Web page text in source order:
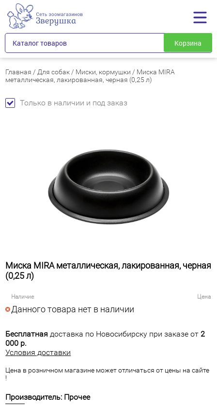
Каталог товаров Корзина
Главная / Для собак / Миски, кормушки / Миска MIRA
металлическая, лакированная, черная (0,25 л)
Только в наличии и под заказ
Миска MIRA металлическая, лакированная, черная
(0,25 л)
Наличие Цена
Данного товара нет в наличии
Бесплатная доставка по Новосибирску при заказе от 2
000 р.
Условия доставки
Цена в розничном магазине может отличаться от цены на сайте
!
Производитель: Прочее